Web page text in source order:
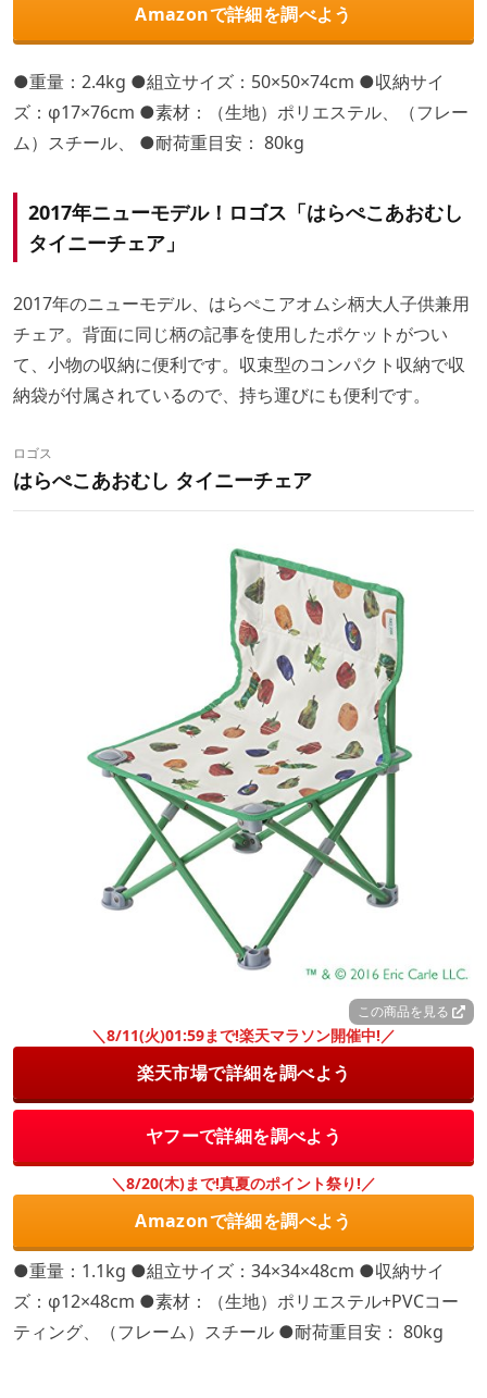
Amazonで詳細を調べよう
●重量：2.4kg ●組立サイズ：50×50×74cm ●収納サイ
ズ：φ17×76cm ●素材：（生地）ポリエステル、（フレー
ム）スチール、 ●耐荷重目安： 80kg
2017年ニューモデル！ロゴス「はらぺこあおむし
タイニーチェア」
2017年のニューモデル、はらぺこアオムシ柄大人子供兼用
チェア。背面に同じ柄の記事を使用したポケットがつい
て、小物の収納に便利です。収束型のコンパクト収納で収
納袋が付属されているので、持ち運びにも便利です。
ロゴス
はらぺこあおむし タイニーチェア
この商品を見る
＼8/11(火)01:59まで!楽天マラソン開催中!／
楽天市場で詳細を調べよう
ヤフーで詳細を調べよう
＼8/20(木)まで!真夏のポイント祭り!／
Amazonで詳細を調べよう
●重量：1.1kg ●組立サイズ：34×34×48cm ●収納サイ
ズ：φ12×48cm ●素材：（生地）ポリエステル+PVCコー
ティング、（フレーム）スチール ●耐荷重目安： 80kg